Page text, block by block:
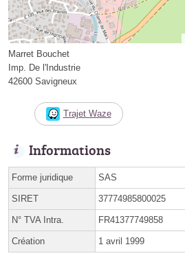
Marret Bouchet
Imp. De l'Industrie
42600 Savigneux
Trajet Waze
Informations
Forme juridique SAS
SIRET 37774985800025
N° TVA Intra. FR41377749858
Création 1 avril 1999